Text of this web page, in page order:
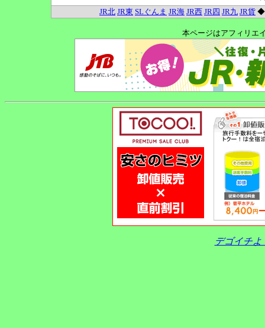
JR北 JR東 SLぐんま JR海 JR西 JR四 JR九 JR貨
本ページはアフィリエ
デゴイチよ